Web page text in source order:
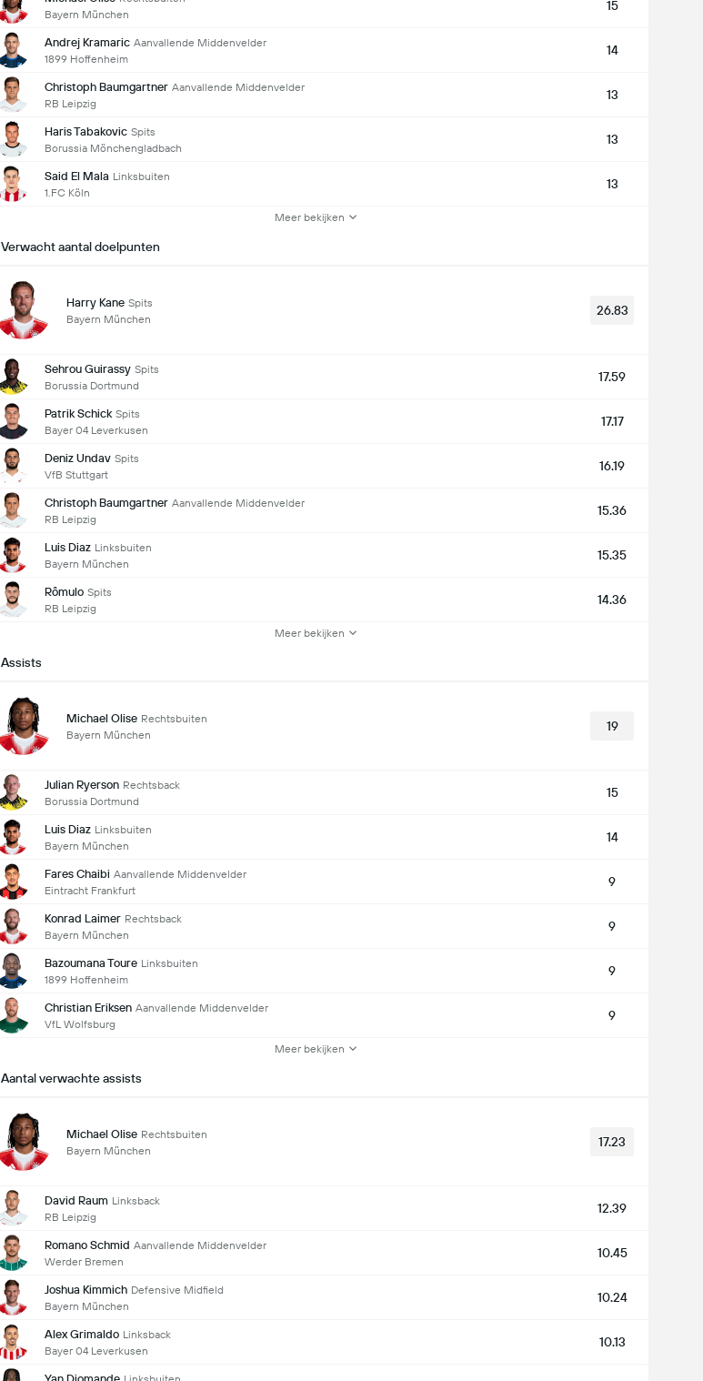
Bayern München
15
Andrej Kramaric Aanvallende Middenvelder
1899 Hoffenheim
14
Christoph Baumgartner Aanvallende Middenvelder
RB Leipzig
13
Haris Tabakovic Spits
Borussia Mönchengladbach
13
Said El Mala Linksbuiten
1.FC Köln
13
Meer bekijken
Verwacht aantal doelpunten
Harry Kane Spits
Bayern München
26.83
Sehrou Guirassy Spits
Borussia Dortmund
17.59
Patrik Schick Spits
Bayer 04 Leverkusen
17.17
Deniz Undav Spits
VfB Stuttgart
16.19
Christoph Baumgartner Aanvallende Middenvelder
RB Leipzig
15.36
Luis Diaz Linksbuiten
Bayern München
15.35
Rômulo Spits
RB Leipzig
14.36
Meer bekijken
Assists
Michael Olise Rechtsbuiten
Bayern München
19
Julian Ryerson Rechtsback
Borussia Dortmund
15
Luis Diaz Linksbuiten
Bayern München
14
Fares Chaibi Aanvallende Middenvelder
Eintracht Frankfurt
9
Konrad Laimer Rechtsback
Bayern München
9
Bazoumana Toure Linksbuiten
1899 Hoffenheim
9
Christian Eriksen Aanvallende Middenvelder
VfL Wolfsburg
9
Meer bekijken
Aantal verwachte assists
Michael Olise Rechtsbuiten
Bayern München
17.23
David Raum Linksback
RB Leipzig
12.39
Romano Schmid Aanvallende Middenvelder
Werder Bremen
10.45
Joshua Kimmich Defensive Midfield
Bayern München
10.24
Alex Grimaldo Linksback
Bayer 04 Leverkusen
10.13
Yan Diomande